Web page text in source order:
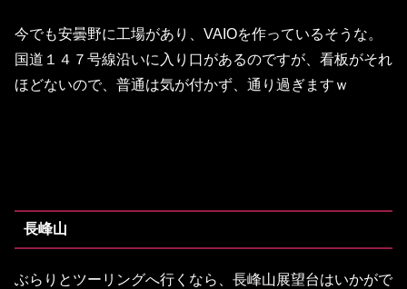
今でも安曇野に工場があり、VAIOを作っているそうな。
国道１４７号線沿いに入り口があるのですが、看板がそれ
ほどないので、普通は気が付かず、通り過ぎますｗ
長峰山
ぶらりとツーリングへ行くなら、長峰山展望台はいかがで